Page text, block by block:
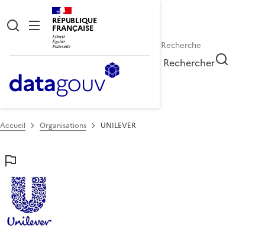
RÉPUBLIQUE
FRANÇAISE
Rechercher
Accueil Organisations UNILEVER